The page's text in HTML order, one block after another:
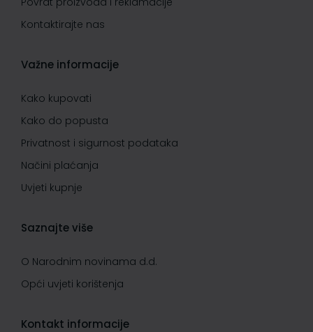
Kontaktirajte nas
Važne informacije
Kako kupovati
Kako do popusta
Privatnost i sigurnost podataka
Načini plaćanja
Uvjeti kupnje
Saznajte više
O Narodnim novinama d.d.
Opći uvjeti korištenja
Kontakt informacije